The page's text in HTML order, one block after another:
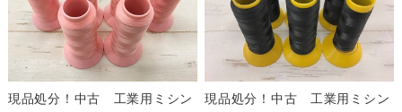
現品処分！中古 工業用ミシン 現品処分！中古 工業用ミシン